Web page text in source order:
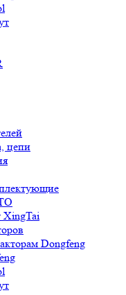
цепи
XingTai
Dongfeng